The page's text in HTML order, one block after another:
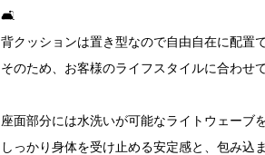
🛋️
背クッションは置き型なので自由自在に配置
そのため、お客様のライフスタイルに合わせ
座面部分には水洗いが可能なライトウェーブ
しっかり身体を受け止める安定感と、包み込